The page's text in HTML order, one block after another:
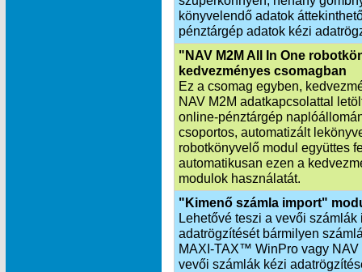
könyvelendő adatok
pénztárgép adatok kézi
"NAV M2M All In One
kedvezményes csomagban
Ez a csomag egyben,
NAV M2M adatkapcsolattal
online-pénztárgép
csoportos, automatizált
robotkönyvelő modul együttes
automatikusan ezen a
modulok használatát.
"Kimenő számla import"
Lehetővé teszi a vevői
adatrögzítését bármilyen
MAXI‑TAX™ WinPro vagy
vevői számlák kézi